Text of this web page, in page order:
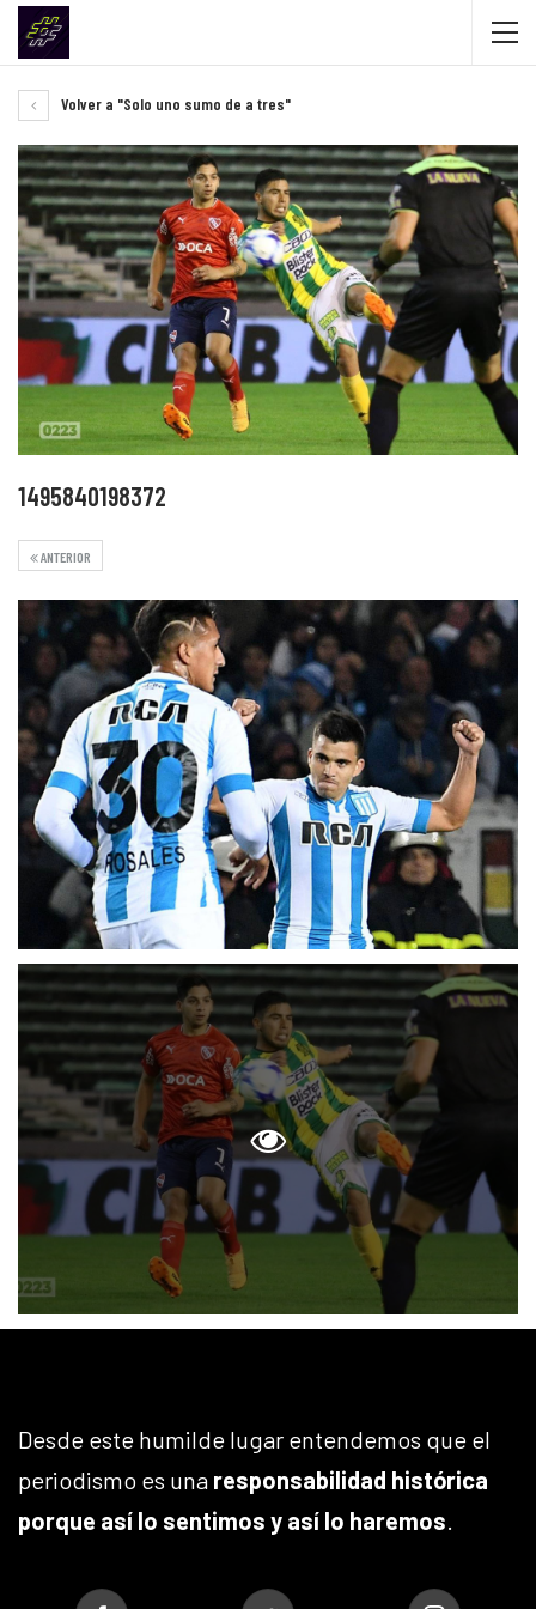
Volver a "Solo uno sumo de a tres"
1495840198372
ANTERIOR
Desde este humilde lugar entendemos que el
periodismo es una responsabilidad histórica
porque así lo sentimos y así lo haremos.